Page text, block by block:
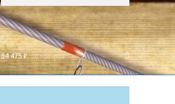
84 475 ₽ 20 товаров